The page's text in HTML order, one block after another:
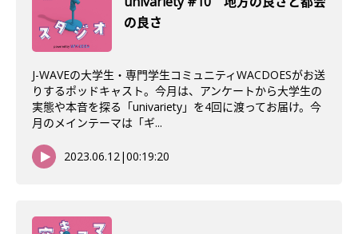
の良さ
J-WAVEの大学生・専門学生コミュニティWACDOESがお送
りするポッドキャスト。今月は、アンケートから大学生の
実態や本音を探る「univariety」を4回に渡ってお届け。今
月のメインテーマは「ギ...
2023.06.12|00:19:20